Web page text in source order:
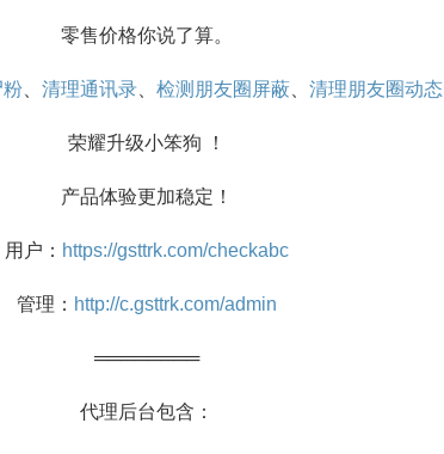
零售价格你说了算。
粉 、清理通讯录 、检测朋友圈屏蔽 、清理朋友圈动态
荣耀升级小笨狗 ！
产品体验更加稳定！
用户： https://gsttrk.com/checkabc
管理： http://c.gsttrk.com/admin
════════
代理后台包含：